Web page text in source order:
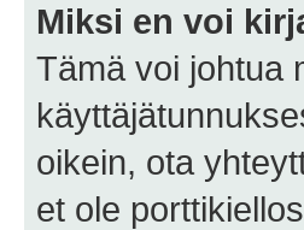
Miksi en voi
Tämä voi johtua
oikein, ota
et ole